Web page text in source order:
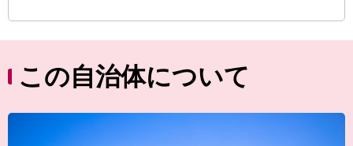
この自治体について